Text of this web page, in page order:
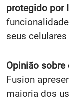
protegido por
seus
Opinião sobre
Fusion
maioria dos